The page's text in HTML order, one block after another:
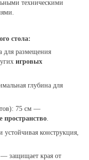
техническими
стола:
для размещения
игровых
глубина для
75 см —
пространство.
конструкция,
защищает края от